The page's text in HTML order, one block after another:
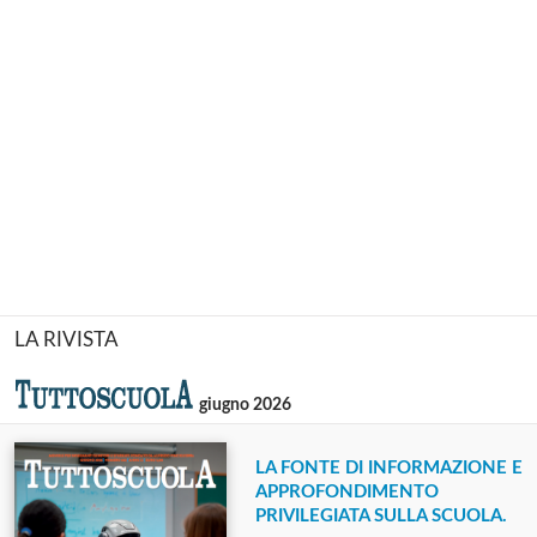
LA RIVISTA
giugno 2026
LA FONTE DI INFORMAZIONE E
APPROFONDIMENTO
PRIVILEGIATA SULLA SCUOLA.